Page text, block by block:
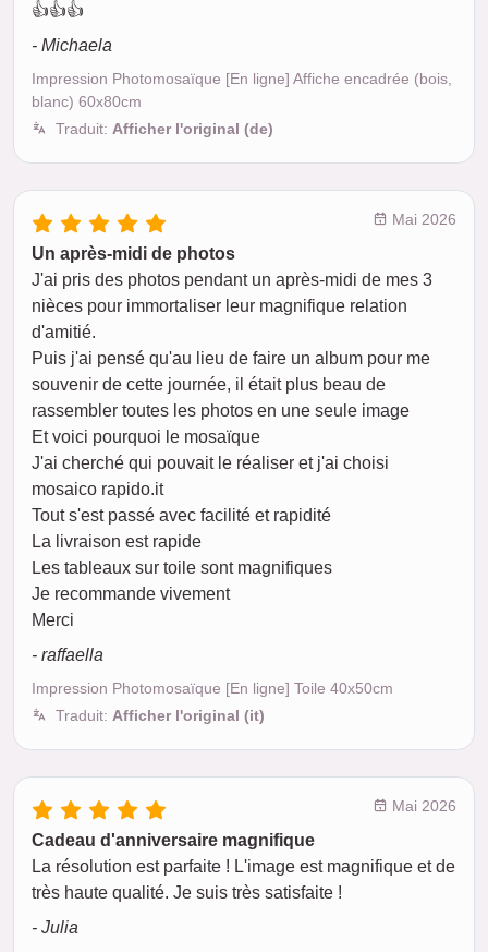
👍👍👍
- Michaela
Impression Photomosaïque [En ligne] Affiche encadrée (bois,
blanc) 60x80cm
Traduit: Afficher l'original (de)
Mai 2026
Un après-midi de photos
J'ai pris des photos pendant un après-midi de mes 3
nièces pour immortaliser leur magnifique relation
d'amitié.
Puis j'ai pensé qu'au lieu de faire un album pour me
souvenir de cette journée, il était plus beau de
rassembler toutes les photos en une seule image
Et voici pourquoi le mosaïque
J'ai cherché qui pouvait le réaliser et j'ai choisi
mosaico rapido.it
Tout s'est passé avec facilité et rapidité
La livraison est rapide
Les tableaux sur toile sont magnifiques
Je recommande vivement
Merci
- raffaella
Impression Photomosaïque [En ligne] Toile 40x50cm
Traduit: Afficher l'original (it)
Mai 2026
Cadeau d'anniversaire magnifique
La résolution est parfaite ! L'image est magnifique et de
très haute qualité. Je suis très satisfaite !
- Julia